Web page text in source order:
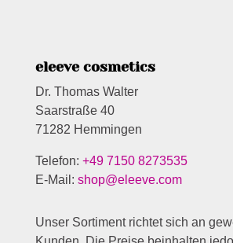
eleeve cosmetics
Dr. Thomas Walter
Saarstraße 40
71282 Hemmingen
Telefon: +49 7150 8273535
E-Mail: shop@eleeve.com
Unser Sortiment richtet sich an